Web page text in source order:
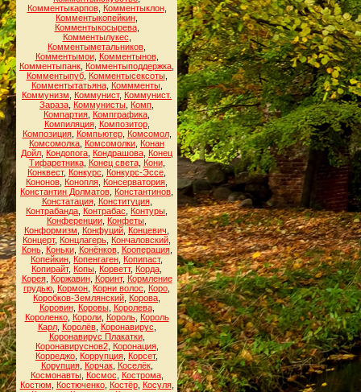
Комментыкарпов, Комментыклон,
Комментыкопейкин
Комментыкосырева,
Комментылукес
Комментыметальников
Комментымои, Комментынов,
Комментыпанк Комментыподдержка
Комментыпуб, Комментысексоты,
Комментытатьяна, Коммменты,
Коммунизм
Коммунист, Коммунист.
Зараза Коммунисты Комп
Компартия Компграфика
Компиляция, Композитор,
Композиция, Компьютер, Комсомол,
Комсомолка Комсомолки Конан
Дойл Кондопога Кондрашова Конец
Тифаретника, Конец света, Кони,
Конквест, Конкурс Конкурс-Эссе
Кононов Конопля Консерватория
Константин Долматов Константинов
Констатация, Конституция,
Контрабанда Контрабас Контуры
Конференции Конфеты
Конформизм
Конфуций Концевич
Концерт, Концлагерь Кончаловский
Конь, Коньки, Конёнков, Кооперация,
Копейкин Копенгаген Копипаст,
Копирайт, Копы Корветт, Корда
Корея, Коржавин, Коринт, Кормление
грудью Кормон Корни волос Коро
Коробков-Землянский Корова
Коровин, Коровы, Королева,
Короленко, Короли, Король, Король
Карл, Королёв, Коронавирус
Коронавирус Плакатки,
Коронавируснов2, Коронация,
Корреджо Коррупция Корсет,
Корупция, Корчак, Коселёк,
Космонавты, Космос Кострома,
Костюм
Костюченко, Костёр, Косуля,